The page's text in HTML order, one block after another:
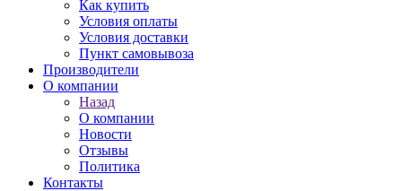
Как купить
Условия оплаты
Условия доставки
Пункт самовывоза
Производители
О компании
Назад
О компании
Новости
Отзывы
Политика
Контакты